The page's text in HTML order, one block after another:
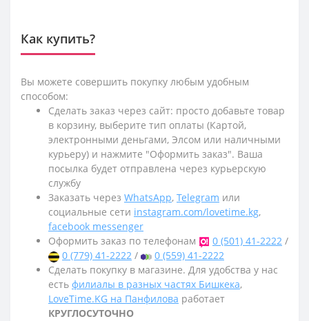
Как купить?
Вы можете совершить покупку любым удобным
способом:
Сделать заказ через сайт: просто добавьте товар
в корзину, выберите тип оплаты (Картой,
электронными деньгами, Элсом или наличными
курьеру) и нажмите "Оформить заказ". Ваша
посылка будет отправлена через курьерскую
службу
Заказать через WhatsApp, Telegram или
социальные сети instagram.com/lovetime.kg,
facebook messenger
Оформить заказ по телефонам
0 (501) 41-2222 /
0 (779) 41-2222 /
0 (559) 41-2222
Сделать покупку в магазине. Для удобства у нас
есть филиалы в разных частях Бишкека,
LoveTime.KG на Панфилова работает
КРУГЛОСУТОЧНО